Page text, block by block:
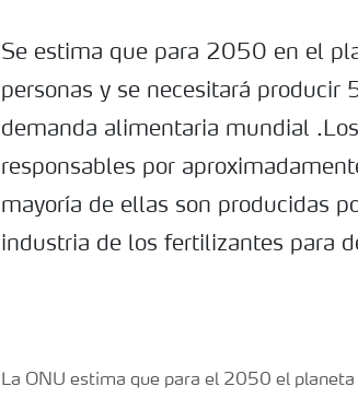
Se estima que para 2050 en el
personas y se necesitará producir
demanda alimentaria mundial
responsables por
mayoría de ellas son producidas
industria de los fertilizantes para
La ONU estima que para el 2050 el